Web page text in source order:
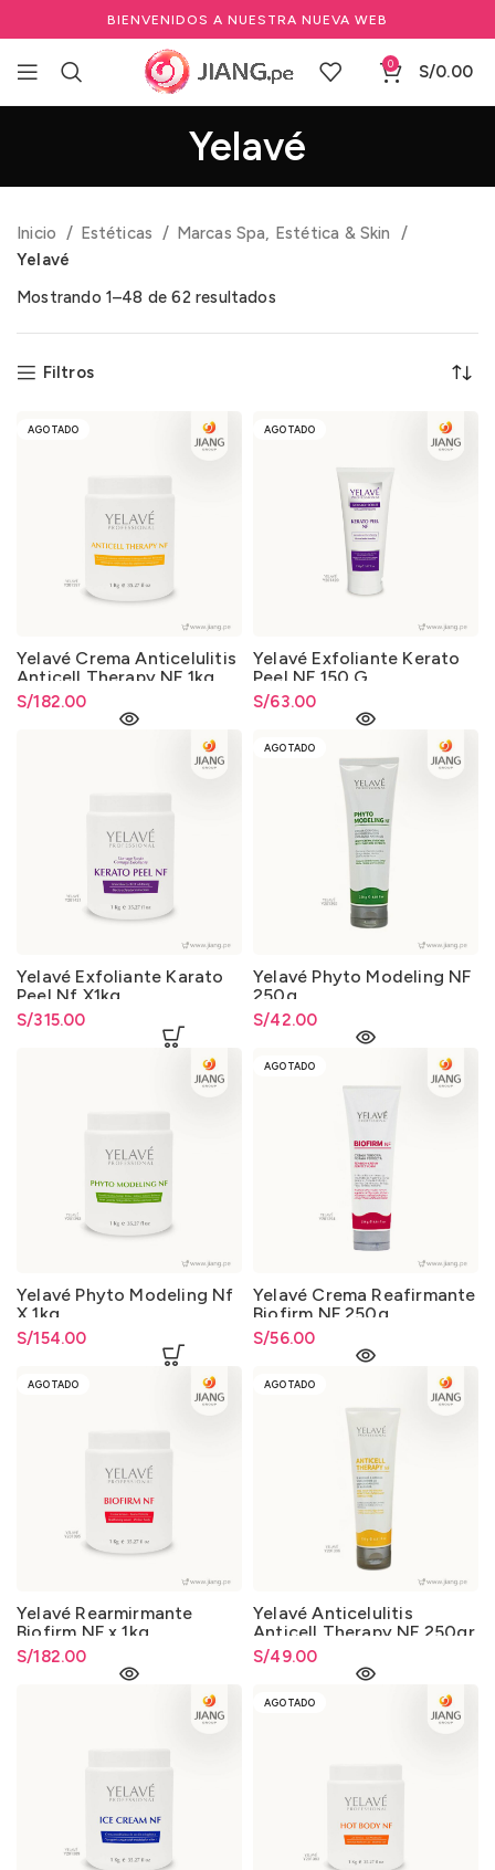
BIENVENIDOS A NUESTRA NUEVA WEB
0 S/0.00
Yelavé
Inicio Estéticas
Marcas Spa, Estética & Skin
Yelavé
Mostrando 1–48 de 62 resultados
Filtros
AGOTADO
Yelavé Crema Anticelulitis
Anticell Therapy NF 1kg
S/182.00
AGOTADO
Yelavé Exfoliante Kerato
Peel NF 150 G
S/63.00
Yelavé Exfoliante Karato
Peel Nf X1kg
S/315.00
AGOTADO
Yelavé Phyto Modeling NF
250g
S/42.00
Yelavé Phyto Modeling Nf
X 1kg
S/154.00
AGOTADO
Yelavé Crema Reafirmante
Biofirm NF 250g
S/56.00
AGOTADO
Yelavé Rearmirmante
Biofirm NF x 1kg
S/182.00
AGOTADO
Yelavé Anticelulitis
Anticell Therapy NF 250gr
S/49.00
AGOTADO